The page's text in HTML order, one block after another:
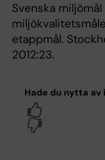
Svenska
etappmål.
2012:23.
Hade du nytta av